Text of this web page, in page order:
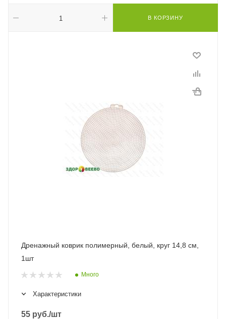
В КОРЗИНУ
Дренажный коврик полимерный, белый, круг 14,8 см,
1шт
Много
Характеристики
55 руб./шт